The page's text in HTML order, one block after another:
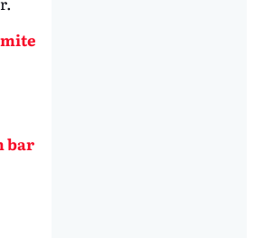
bar